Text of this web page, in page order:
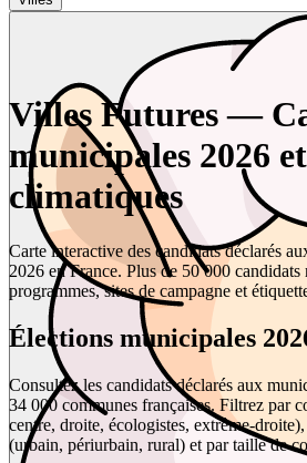
Villes Futures —
municipales 2026
climatiques
Carte interactive des candidats déclarés
2026 en France. Plus de 50 000 candidats
programmes, sites de campagne et
Élections municipales
Consultez les candidats déclarés aux
34 000 communes françaises. Filtrez par
centre, droite, écologistes, extrême-
(urbain, périurbain, rural) et par taille de